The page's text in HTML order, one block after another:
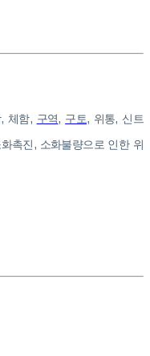
체함, 구역, 구토, 위통, 신트
촉진, 소화불량으로 인한 위